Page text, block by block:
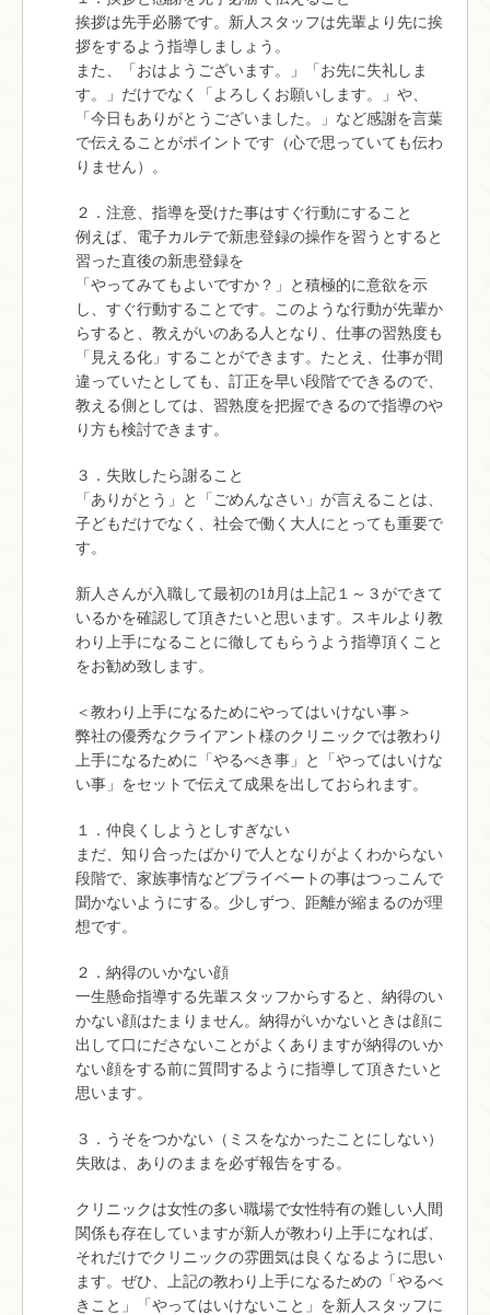
挨拶は先手必勝です。新人スタッフは先輩より先に挨
拶をするよう指導しましょう。
また、「おはようございます。」「お先に失礼しま
す。」だけでなく「よろしくお願いします。」や、
「今日もありがとうございました。」など感謝を言葉
で伝えることがポイントです（心で思っていても伝わ
りません）。
２．注意、指導を受けた事はすぐ行動にすること
例えば、電子カルテで新患登録の操作を習うとすると
習った直後の新患登録を
「やってみてもよいですか？」と積極的に意欲を示
し、すぐ行動することです。このような行動が先輩か
らすると、教えがいのある人となり、仕事の習熟度も
「見える化」することができます。たとえ、仕事が間
違っていたとしても、訂正を早い段階でできるので、
教える側としては、習熟度を把握できるので指導のや
り方も検討できます。
３．失敗したら謝ること
「ありがとう」と「ごめんなさい」が言えることは、
子どもだけでなく、社会で働く大人にとっても重要で
す。
新人さんが入職して最初の1ｶ月は上記１～３ができて
いるかを確認して頂きたいと思います。スキルより教
わり上手になることに徹してもらうよう指導頂くこと
をお勧め致します。
＜教わり上手になるためにやってはいけない事＞
弊社の優秀なクライアント様のクリニックでは教わり
上手になるために「やるべき事」と「やってはいけな
い事」をセットで伝えて成果を出しておられます。
１．仲良くしようとしすぎない
まだ、知り合ったばかりで人となりがよくわからない
段階で、家族事情などプライベートの事はつっこんで
聞かないようにする。少しずつ、距離が縮まるのが理
想です。
２．納得のいかない顔
一生懸命指導する先輩スタッフからすると、納得のい
かない顔はたまりません。納得がいかないときは顔に
出して口にださないことがよくありますが納得のいか
ない顔をする前に質問するように指導して頂きたいと
思います。
３．うそをつかない（ミスをなかったことにしない）
失敗は、ありのままを必ず報告をする。
クリニックは女性の多い職場で女性特有の難しい人間
関係も存在していますが新人が教わり上手になれば、
それだけでクリニックの雰囲気は良くなるように思い
ます。ぜひ、上記の教わり上手になるための「やるべ
きこと」「やってはいけないこと」を新人スタッフに